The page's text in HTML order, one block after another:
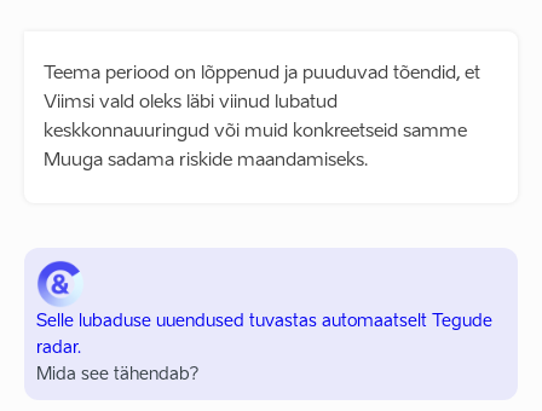
Teema periood on lõppenud ja puuduvad tõendid, et
Viimsi vald oleks läbi viinud lubatud
keskkonnauuringud või muid konkreetseid samme
Muuga sadama riskide maandamiseks.
Selle lubaduse uuendused tuvastas automaatselt Tegude
radar.
Mida see tähendab?